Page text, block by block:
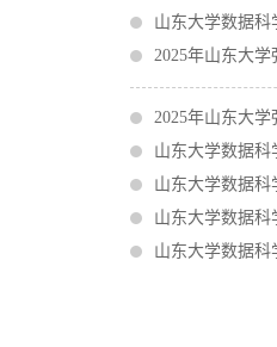
山东大学数据科
2025年山东大
2025年山东大
山东大学数据科
山东大学数据科
山东大学数据
山东大学数据